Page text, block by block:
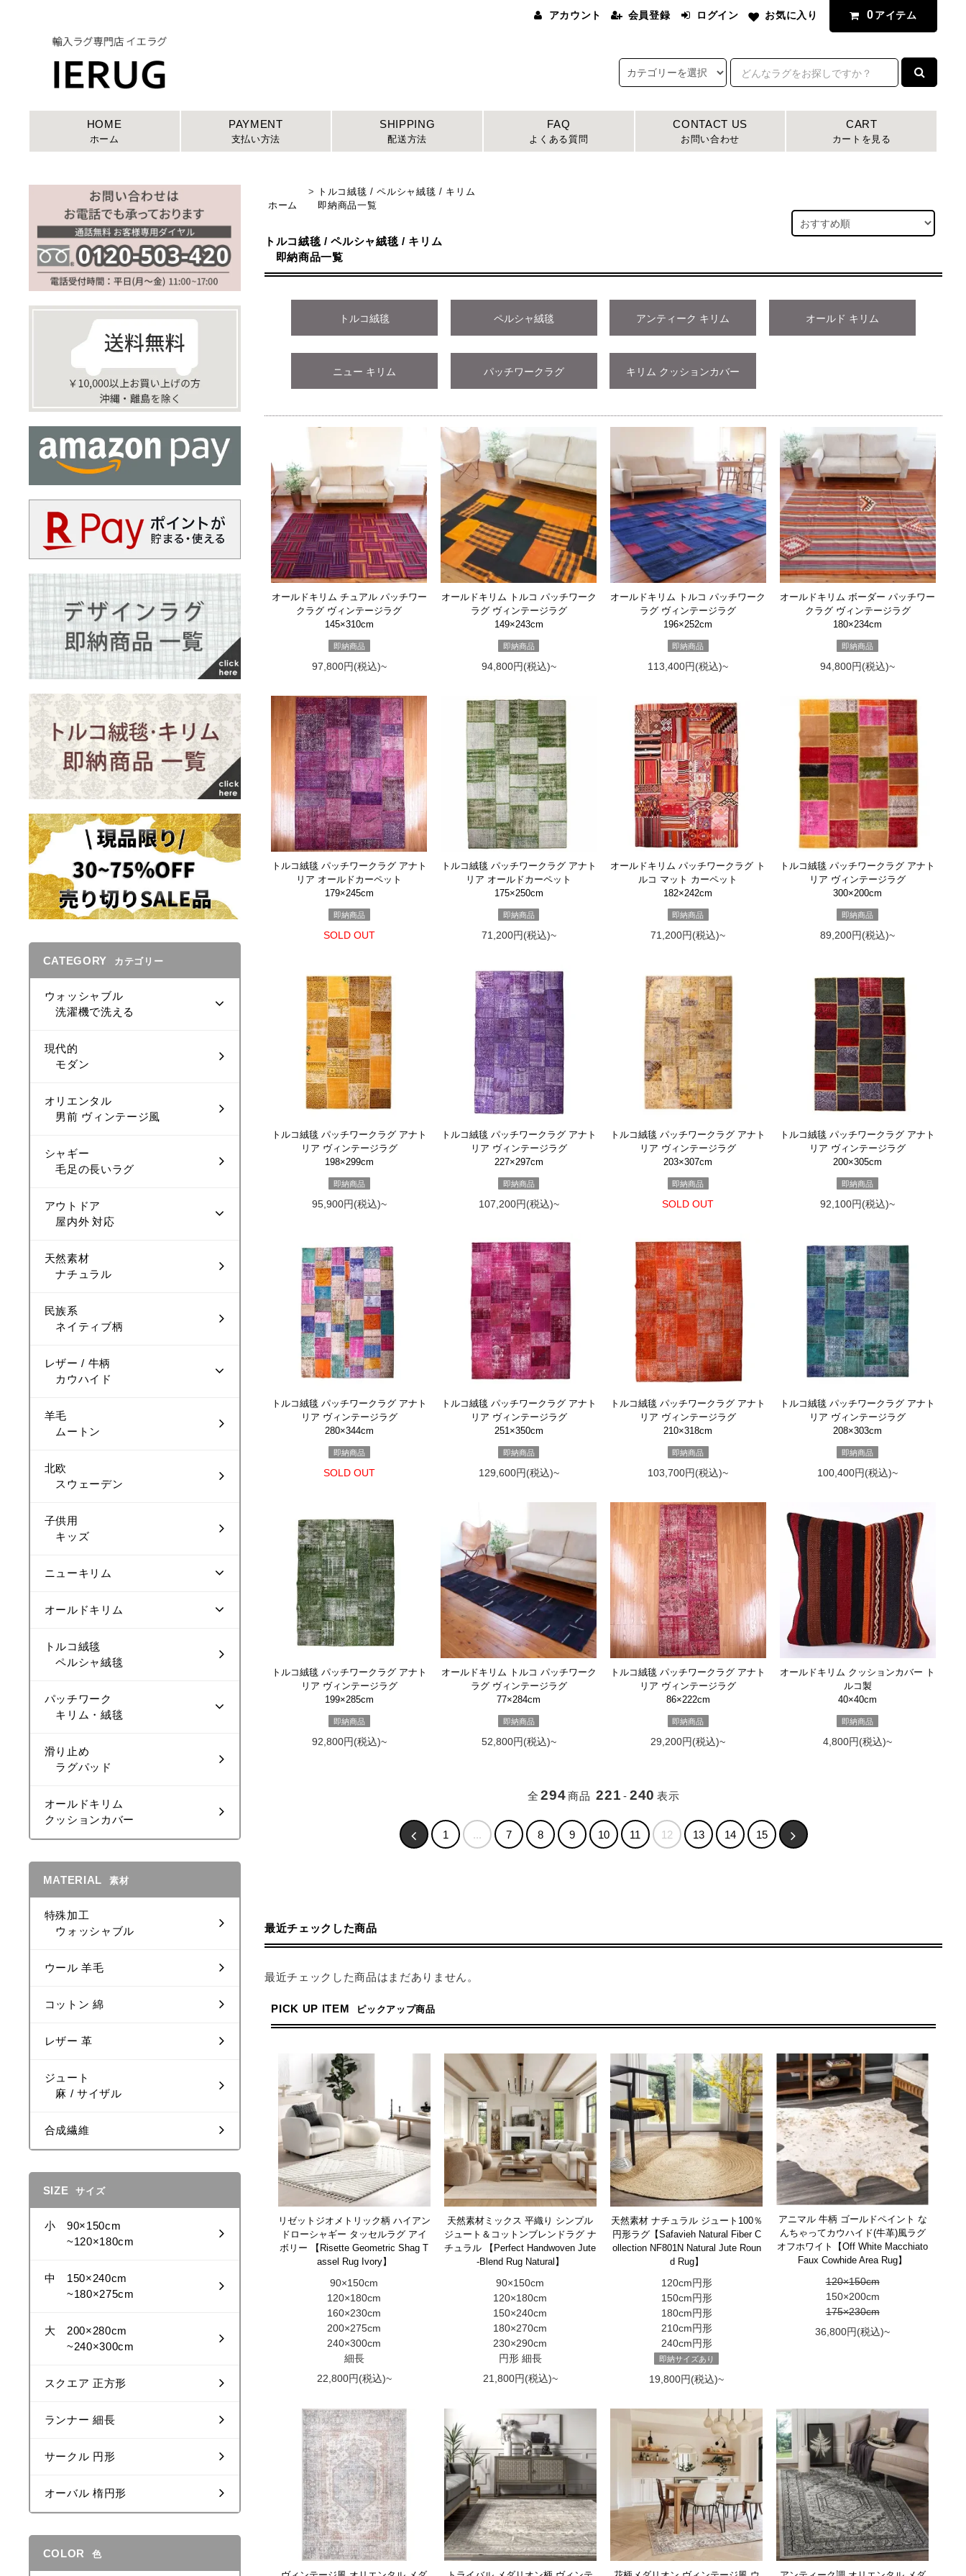
アカウント 会員登録 ログイン お気に入り 0 アイテム
HOME
ホーム
PAYMENT
支払い方法
SHIPPING
配送方法
FAQ
よくある質問
CONTACT US
お問い合わせ
CART
カートを見る
ホーム
>
トルコ絨毯 / ペルシャ絨毯 / キリム
即納商品一覧
トルコ絨毯 / ペルシャ絨毯 / キリム
即納商品一覧
トルコ絨毯 ペルシャ絨毯 アンティーク キリム オールド キリム
ニュー キリム パッチワークラグ キリム クッションカバー
オールドキリム チュアル パッチワー
クラグ ヴィンテージラグ
145×310cm
即納商品
97,800円(税込)~
オールドキリム トルコ パッチワーク
ラグ ヴィンテージラグ
149×243cm
即納商品
94,800円(税込)~
オールドキリム トルコ パッチワーク
ラグ ヴィンテージラグ
196×252cm
即納商品
113,400円(税込)~
オールドキリム ボーダー パッチワー
クラグ ヴィンテージラグ
180×234cm
即納商品
94,800円(税込)~
トルコ絨毯 パッチワークラグ アナト
リア オールドカーペット
179×245cm
即納商品
SOLD OUT
トルコ絨毯 パッチワークラグ アナト
リア オールドカーペット
175×250cm
即納商品
71,200円(税込)~
オールドキリム パッチワークラグ ト
ルコ マット カーペット
182×242cm
即納商品
71,200円(税込)~
トルコ絨毯 パッチワークラグ アナト
リア ヴィンテージラグ
300×200cm
即納商品
89,200円(税込)~
トルコ絨毯 パッチワークラグ アナト
リア ヴィンテージラグ
198×299cm
即納商品
95,900円(税込)~
トルコ絨毯 パッチワークラグ アナト
リア ヴィンテージラグ
227×297cm
即納商品
107,200円(税込)~
トルコ絨毯 パッチワークラグ アナト
リア ヴィンテージラグ
203×307cm
即納商品
SOLD OUT
トルコ絨毯 パッチワークラグ アナト
リア ヴィンテージラグ
200×305cm
即納商品
92,100円(税込)~
トルコ絨毯 パッチワークラグ アナト
リア ヴィンテージラグ
280×344cm
即納商品
SOLD OUT
トルコ絨毯 パッチワークラグ アナト
リア ヴィンテージラグ
251×350cm
即納商品
129,600円(税込)~
トルコ絨毯 パッチワークラグ アナト
リア ヴィンテージラグ
210×318cm
即納商品
103,700円(税込)~
トルコ絨毯 パッチワークラグ アナト
リア ヴィンテージラグ
208×303cm
即納商品
100,400円(税込)~
トルコ絨毯 パッチワークラグ アナト
リア ヴィンテージラグ
199×285cm
即納商品
92,800円(税込)~
オールドキリム トルコ パッチワーク
ラグ ヴィンテージラグ
77×284cm
即納商品
52,800円(税込)~
トルコ絨毯 パッチワークラグ アナト
リア ヴィンテージラグ
86×222cm
即納商品
29,200円(税込)~
オールドキリム クッションカバー ト
ルコ製
40×40cm
即納商品
4,800円(税込)~
全 294商品 221 - 240 表示
1 ... 7 8 9 10 11 12 13 14 15
最近チェックした商品
最近チェックした商品はまだありません。
PICK UP ITEM ピックアップ商品
リゼットジオメトリック柄 ハイアン
ドローシャギー タッセルラグ アイ
ボリー 【Risette Geometric Shag T
assel Rug Ivory】
90×150cm
120×180cm
160×230cm
200×275cm
240×300cm
細長
22,800円(税込)~
天然素材ミックス 平織り シンプル
ジュート＆コットンブレンドラグ ナ
チュラル 【Perfect Handwoven Jute
-Blend Rug Natural】
90×150cm
120×180cm
150×240cm
180×270cm
230×290cm
円形 細長
21,800円(税込)~
天然素材 ナチュラル ジュート100％
円形ラグ【Safavieh Natural Fiber C
ollection NF801N Natural Jute Roun
d Rug】
120cm円形
150cm円形
180cm円形
210cm円形
240cm円形
即納サイズあり
19,800円(税込)~
アニマル 牛柄 ゴールドペイント な
んちゃってカウハイド(牛革)風ラグ
オフホワイト【Off White Macchiato
Faux Cowhide Area Rug】
120×150cm
150×200cm
175×230cm
36,800円(税込)~
CATEGORY カテゴリー
ウォッシャブル
洗濯機で洗える
現代的
モダン
オリエンタル
男前 ヴィンテージ風
シャギー
毛足の長いラグ
アウトドア
屋内外 対応
天然素材
ナチュラル
民族系
ネイティブ柄
レザー / 牛柄
カウハイド
羊毛
ムートン
北欧
スウェーデン
子供用
キッズ
ニューキリム
オールドキリム
トルコ絨毯
ペルシャ絨毯
パッチワーク
キリム・絨毯
滑り止め
ラグパッド
オールドキリム
クッションカバー
MATERIAL 素材
特殊加工
ウォッシャブル
ウール 羊毛
コットン 綿
レザー 革
ジュート
麻 / サイザル
合成繊維
SIZE サイズ
小 90×150cm
~120×180cm
中 150×240cm
~180×275cm
大 200×280cm
~240×300cm
スクエア 正方形
ランナー 細長
サークル 円形
オーバル 楕円形
COLOR 色